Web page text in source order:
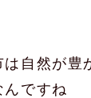
自然が豊
ですね